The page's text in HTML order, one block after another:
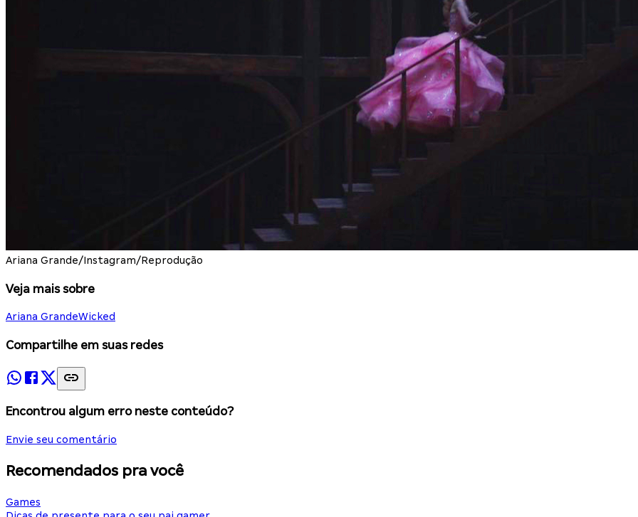
Ariana Grande/Instagram/Reprodução
Veja mais sobre
Ariana GrandeWicked
Compartilhe em suas redes
Encontrou algum erro neste conteúdo?
Envie seu comentário
Recomendados pra você
Games